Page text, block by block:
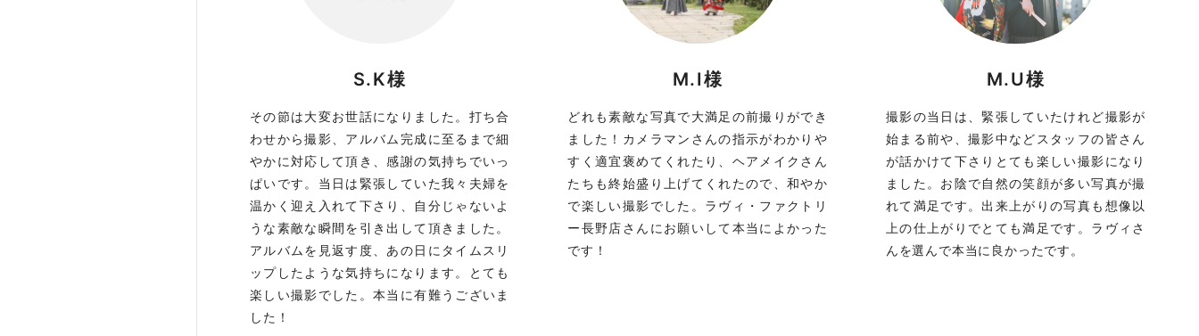
S.K様
その節は大変お世話になりました。打ち合
わせから撮影、アルバム完成に至るまで細
やかに対応して頂き、感謝の気持ちでいっ
ぱいです。当日は緊張していた我々夫婦を
温かく迎え入れて下さり、自分じゃないよ
うな素敵な瞬間を引き出して頂きました。
アルバムを見返す度、あの日にタイムスリ
ップしたような気持ちになります。とても
楽しい撮影でした。本当に有難うございま
した！
M.I様
どれも素敵な写真で大満足の前撮りができ
ました！カメラマンさんの指示がわかりや
すく適宜褒めてくれたり、ヘアメイクさん
たちも終始盛り上げてくれたので、和やか
で楽しい撮影でした。ラヴィ・ファクトリ
ー長野店さんにお願いして本当によかった
です！
M.U様
撮影の当日は、緊張していたけれど撮影が
始まる前や、撮影中などスタッフの皆さん
が話かけて下さりとても楽しい撮影になり
ました。お陰で自然の笑顔が多い写真が撮
れて満足です。出来上がりの写真も想像以
上の仕上がりでとても満足です。ラヴィさ
んを選んで本当に良かったです。